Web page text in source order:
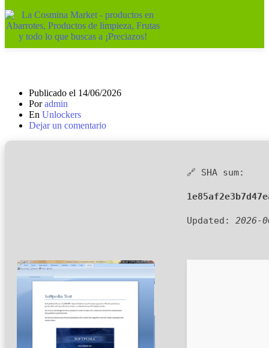
Publicado el 14/06/2026
Poradmin
En Unlockers
Dejar un comentario
🔗 SHA sum:
Updated: 2026-